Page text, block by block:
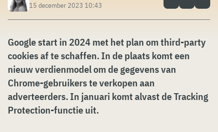
15 december 2023 10:43
Google start in 2024 met het plan om third-party
cookies af te schaffen. In de plaats komt een
nieuw verdienmodel om de gegevens van
Chrome-gebruikers te verkopen aan
adverteerders. In januari komt alvast de Tracking
Protection-functie uit.